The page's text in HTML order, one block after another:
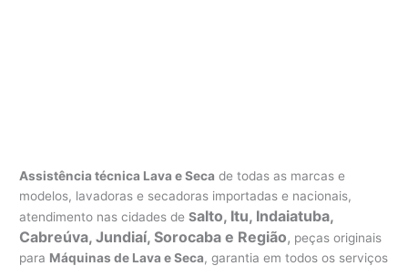
Assistência técnica Lava e Seca de todas as marcas e
modelos, lavadoras e secadoras importadas e nacionais,
atendimento nas cidades deSalto, Itu, Indaiatuba,
Cabreúva, Jundiaí, Sorocaba e Região, peças originais
para Máquinas de Lava e Seca, garantia em todos os serviços